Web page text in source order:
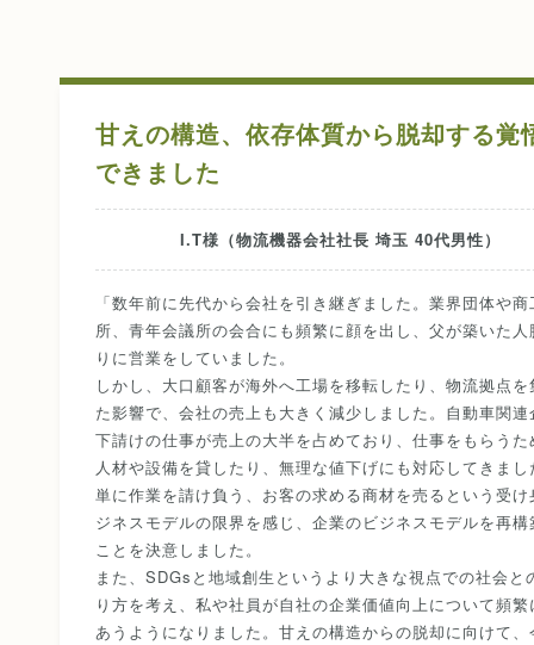
甘えの構造、依存体質から脱却する覚
できました
I.T様（物流機器会社社長 埼玉 40代男性）
「数年前に先代から会社を引き継ぎました。業界団体や
所、青年会議所の会合にも頻繁に顔を出し、父が築いた人
りに営業をしていました。
しかし、大口顧客が海外へ工場を移転したり、物流拠点
た影響で、会社の売上も大きく減少しました。自動車関連
下請けの仕事が売上の大半を占めており、仕事をもらうた
人材や設備を貸したり、無理な値下げにも対応してきま
単に作業を請け負う、お客の求める商材を売るという受け
ジネスモデルの限界を感じ、企業のビジネスモデルを再構
ことを決意しました。
また、SDGsと地域創生というより大きな視点での社会と
り方を考え、私や社員が自社の企業価値向上について頻
あうようになりました。甘えの構造からの脱却に向けて、